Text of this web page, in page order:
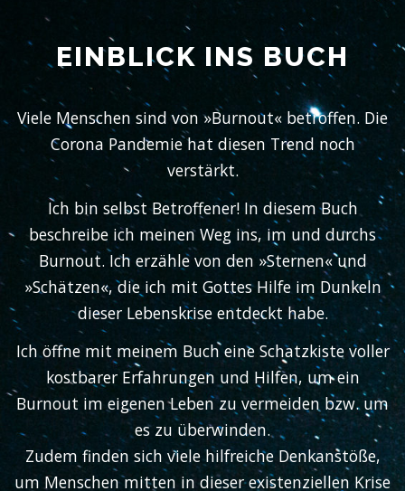
EINBLICK INS BUCH
Viele Menschen sind von »Burnout« betroffen. Die
Corona Pandemie hat diesen Trend noch
verstärkt.
Ich bin selbst Betroffener! In diesem Buch
beschreibe ich meinen Weg ins, im und durchs
Burnout. Ich erzähle von den »Sternen« und
»Schätzen«, die ich mit Gottes Hilfe im Dunkeln
dieser Lebenskrise entdeckt habe.
Ich öffne mit meinem Buch eine Schatzkiste voller
kostbarer Erfahrungen und Hilfen, um ein
Burnout im eigenen Leben zu vermeiden bzw. um
es zu überwinden.
Zudem finden sich viele hilfreiche Denkanstöße,
um Menschen mitten in dieser existenziellen Krise